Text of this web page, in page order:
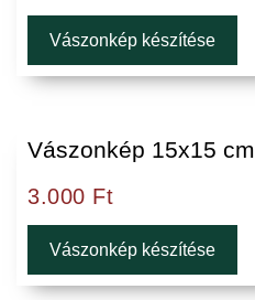
Vászonkép készítése
Vászonkép 15x15 cm
3.000 Ft
Vászonkép készítése